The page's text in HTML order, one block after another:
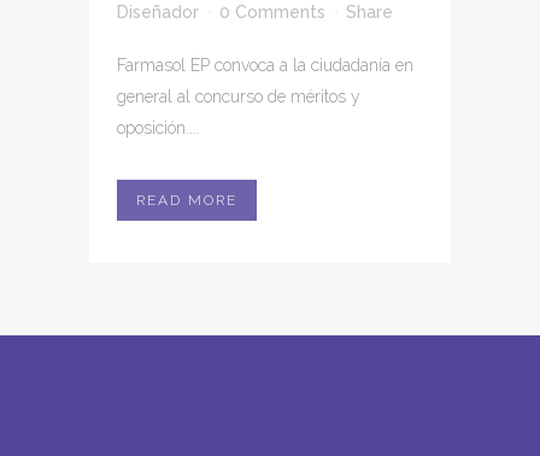
Diseñador
0 Comments Share
Farmasol EP convoca a la ciudadanía en
general al concurso de méritos y
oposición....
READ MORE